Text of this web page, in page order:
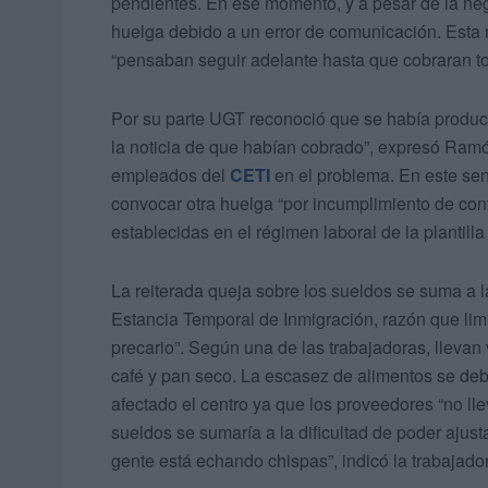
huelga debido a un error de comunicación.
“pensaban seguir adelante hasta que cobraran
Por su parte UGT reconoció que se había
la noticia de que habían cobrado”, expresó
empleados del CETI en el problema. En este
convocar otra huelga “por incumplimiento de
establecidas en el régimen laboral de la
La reiterada queja sobre los sueldos se suma
Estancia Temporal de Inmigración, razón que
precario”. Según una de las trabajadoras,
café y pan seco. La escasez de alimentos se
afectado el centro ya que los proveedores “no
sueldos se sumaría a la dificultad de poder
gente está echando chispas”, indicó la